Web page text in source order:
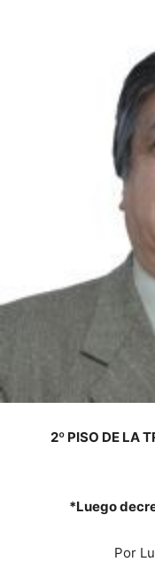
2º PISO DE LA
*Luego
Por